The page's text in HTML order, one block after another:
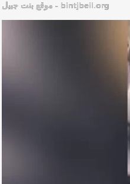
bintjbeil.org - موقع بنت جبيل